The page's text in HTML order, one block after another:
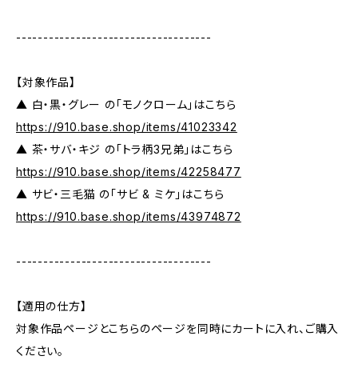
------------------------------------
【対象作品】
▲ 白・黒・グレー の「モノクローム」はこちら
https://910.base.shop/items/41023342
▲ 茶・サバ・キジ の「トラ柄3兄弟」はこちら
https://910.base.shop/items/42258477
▲ サビ・三毛猫 の「サビ & ミケ」はこちら
https://910.base.shop/items/43974872
------------------------------------
【適用の仕方】
対象作品ページとこちらのページを同時にカートに入れ、ご購入
ください。